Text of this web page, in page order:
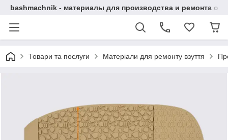
bashmachnik - материалы для производства и ремонта
Товари та послуги Матеріали для ремонту взуття